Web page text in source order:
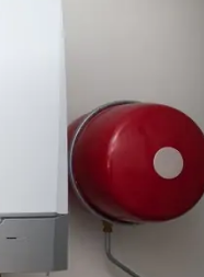
energie besparen
of recyclen van
MKB
op uw PC